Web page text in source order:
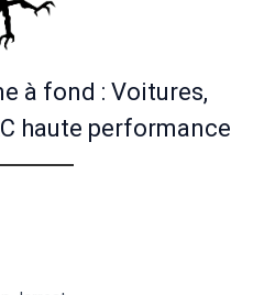
à fond : Voitures,
haute performance